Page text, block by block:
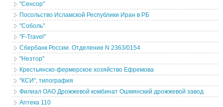
"Сенсор"
Посольство Исламской Республики Иран в РБ
"Соболь"
"F-Travel"
Сбербанк России. Отделение N 2363/0154
"Незтор"
Крестьянско-фермерское хозяйство Ефремова
"КСИ", типография
Филиал ОАО Дрожжевой комбинат Ошмянский дрожжевой завод
Аптека 110